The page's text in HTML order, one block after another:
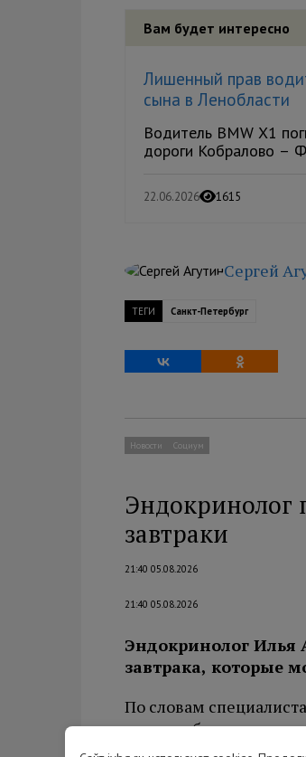
Вам будет интересно
Лишенный прав
сына в Ленобласти
Водитель BMW X1
дороги Кобралово –
22.06.2026 1615
Сергей
ТЕГИ Санкт-Петербург
Новости Социум
Эндокринолог
завтраки
21:40 05.08.2026
21:40 05.08.2026
Эндокринолог Илья
завтрака, которые
По словам
сладкие батончики
рекомендует